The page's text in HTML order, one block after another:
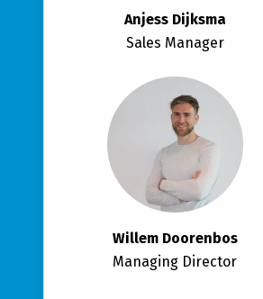
Anjess Dijksma
Sales Manager
Willem Doorenbos
Managing Director